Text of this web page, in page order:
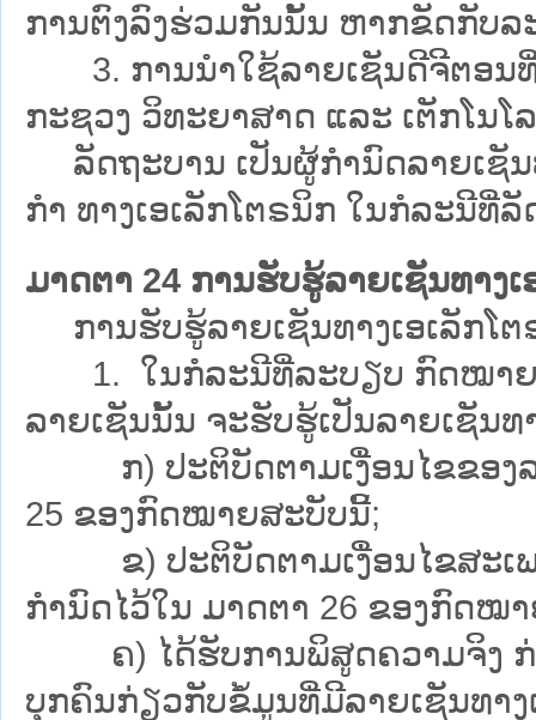
ການຕົງລົງຮ່ວມກັນນັ້ນ ຫາກຂັດກັບ
3. ການນຳໃຊ້ລາຍເຊັນດີຈີຕອນທີ່
ກະຊວງ ວິທະຍາສາດ ແລະ ເຕັກໂນໂ
ລັດຖະບານ ເປັນຜູ້ກຳນົດລາຍເຊັນ
ກຳ ທາງເອເລັກໂຕຣນິກ ໃນກໍລະນີທີ່
ມາດຕາ 24 ການຮັບຮູ້ລາຍເຊັນທາງເ
ການຮັບຮູ້ລາຍເຊັນທາງເອເລັກໂຕ
1. ໃນກໍລະນີທີ່ລະບຽບ ກົດໝາຍ
ລາຍເຊັນນັ້ນ ຈະຮັບຮູ້ເປັນລາຍເຊັນທ
ກ) ປະຕິບັດຕາມເງື່ອນໄຂຂອງລາ
25 ຂອງກົດໝາຍສະບັບນີ້;
ຂ) ປະຕິບັດຕາມເງື່ອນໄຂສະເພ
ກຳນົດໄວ້ໃນ ມາດຕາ 26 ຂອງກົດໝ
ຄ) ໄດ້ຮັບການພິສູດຄວາມຈິງ ກ່
ບຸກຄົນກ່ຽວກັບຂໍ້ມູນທີ່ມີລາຍເຊັນທາງ